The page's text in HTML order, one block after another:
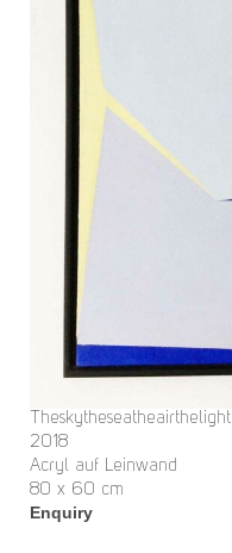
Theskytheseatheairthelight
2018
Acryl auf Leinwand
80 x 60 cm
Enquiry